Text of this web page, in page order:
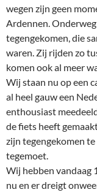
wegen zijn geen
Ardennen.
tegengekomen, die
waren. Zij rijden zo
komen ook al meer
Wij staan nu op een
al heel gauw een
enthousiast
de fiets heeft
zijn tegengekomen
tegemoet.
Wij hebben vandaag
nu en er dreigt